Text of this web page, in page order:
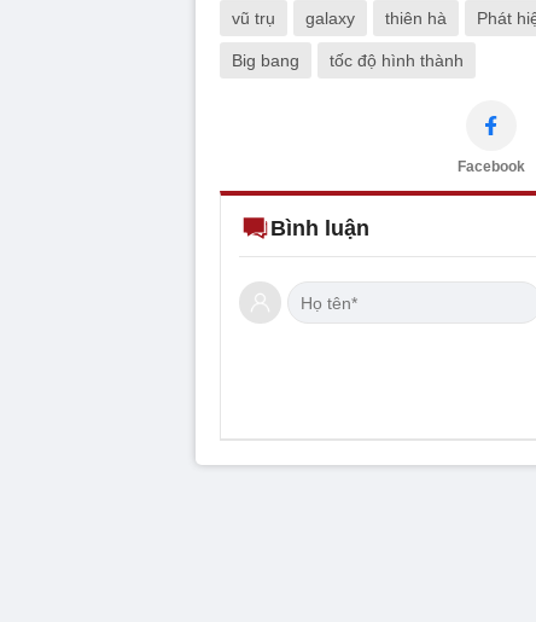
vũ trụ galaxy thiên hà Phát
Big bang tốc độ hình thành
Facebook
Bình luận